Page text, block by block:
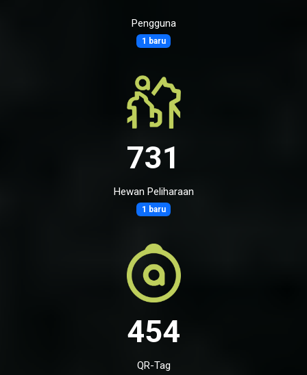
Pengguna
1 baru
731
Hewan Peliharaan
1 baru
454
QR-Tag